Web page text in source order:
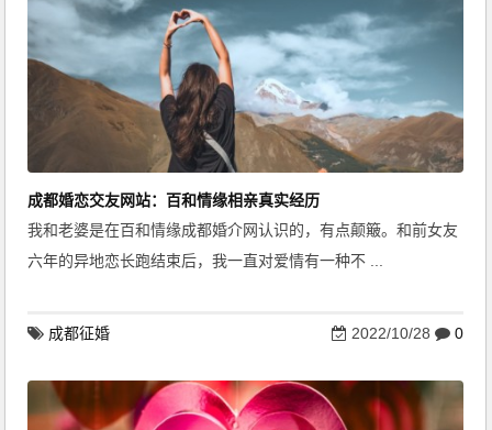
成都婚恋交友网站：百和情缘相亲真实经历
我和老婆是在百和情缘成都婚介网认识的，有点颠簸。和前女友
六年的异地恋长跑结束后，我一直对爱情有一种不 ...
成都征婚 2022/10/28 0